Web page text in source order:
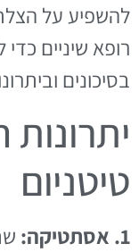
להשפיע על
רופא שיניים
בסיכונים
טיטניום
1. אסתטיקה: